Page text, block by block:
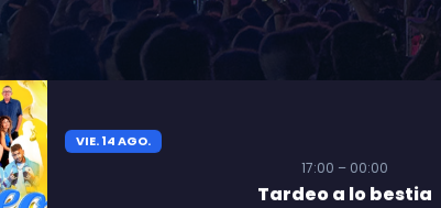
VIE. 14 AGO.
17:00 – 00:00
Tardeo a lo bestia